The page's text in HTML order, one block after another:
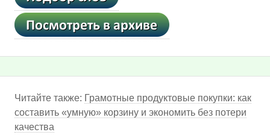
Читайте также: Грамотные продуктовые покупки: как
составить «умную» корзину и экономить без потери
качества